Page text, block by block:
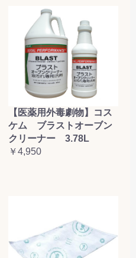
【医薬用外毒劇物】コス
ケム ブラストオーブン
クリーナー 3.78L
￥4,950